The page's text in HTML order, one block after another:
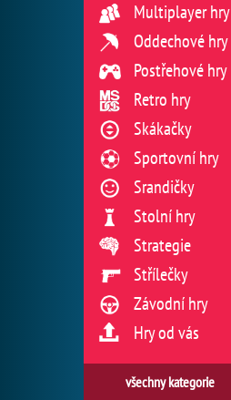
Multiplayer hry
Oddechové hry
Postřehové hry
Retro hry
Skákačky
Sportovní hry
Srandičky
Stolní hry
Strategie
Střílečky
Závodní hry
Hry od vás
všechny kategorie